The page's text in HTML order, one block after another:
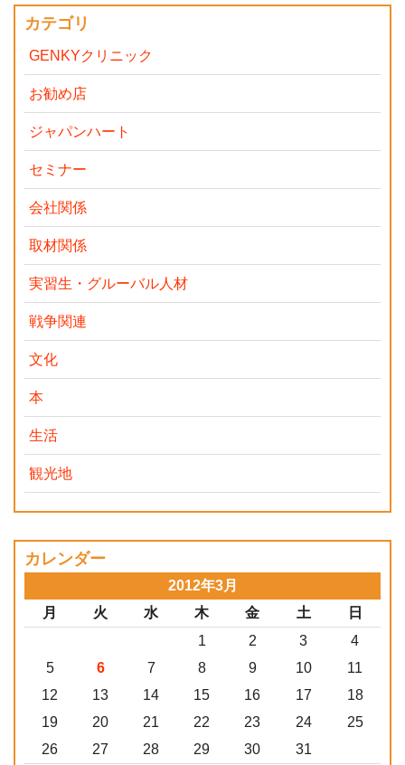
カテゴリ
GENKYクリニック
お勧め店
ジャパンハート
セミナー
会社関係
取材関係
実習生・グルーバル人材
戦争関連
文化
本
生活
観光地
カレンダー
2012年3月
月
火 水 木 金 土 日
1 2 3
4
5
6 7 8 9 10
11
12
13 14 15 16 17
18
19
20 21 22 23 24
25
26
27 28 29 30 31